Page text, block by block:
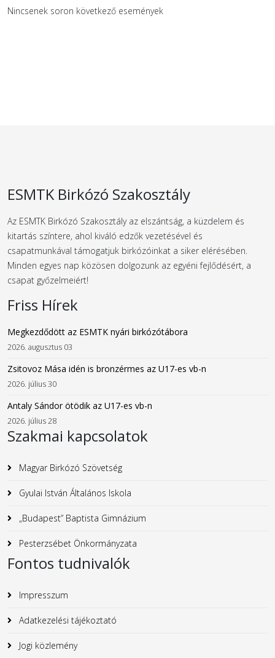
Nincsenek soron következő események
ESMTK Birkózó Szakosztály
Az ESMTK Birkózó Szakosztály az elszántság, a küzdelem és
kitartás színtere, ahol kiváló edzők vezetésével és
csapatmunkával támogatjuk birkózóinkat a siker elérésében.
Minden egyes nap közösen dolgozunk az egyéni fejlődésért, a
csapat győzelmeiért!
Friss Hírek
Megkezdődött az ESMTK nyári birkózótábora
2026. augusztus 03
Zsitovoz Mása idén is bronzérmes az U17-es vb-n
2026. július 30
Antaly Sándor ötödik az U17-es vb-n
2026. július 28
Szakmai kapcsolatok
Magyar Birkózó Szövetség
Gyulai István Általános Iskola
„Budapest” Baptista Gimnázium
Pesterzsébet Önkormányzata
Fontos tudnivalók
Impresszum
Adatkezelési tájékoztató
Jogi közlemény